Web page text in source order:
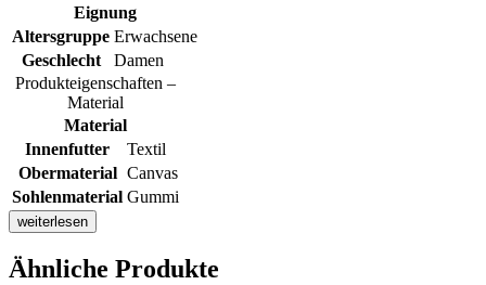
Eignung
Altersgruppe Erwachsene
Geschlecht
Damen
Produkteigenschaften –
Material
Material
Innenfutter
Textil
Obermaterial Canvas
Sohlenmaterial Gummi
weiterlesen
Ähnliche Produkte